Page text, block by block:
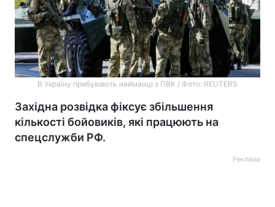
В Україну прибувають найманці з ПВК / Фото: REUTERS
Західна розвідка фіксує збільшення
кількості бойовиків, які працюють на
спецслужби РФ.
Реклама